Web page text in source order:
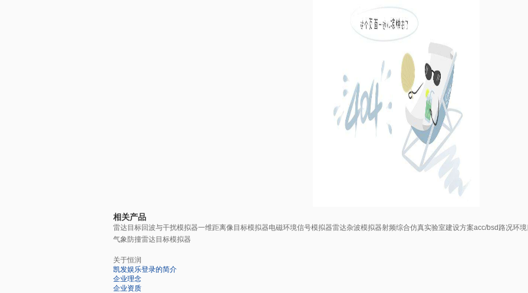
相关产品
雷达目标回波与干扰模拟器一维距离像目标模拟器电磁环境信号模拟器雷达杂波模拟器射频综合仿真实验室建设方案acc/bsd路况环
气象防撞雷达目标模拟器
关于恒润
凯发娱乐登录的简介
企业理念
企业资质